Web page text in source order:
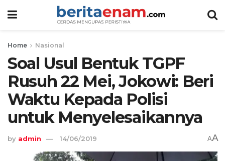
Home Nasional
Soal Usul Bentuk TGPF
Rusuh 22 Mei, Jokowi: Beri
Waktu Kepada Polisi
untuk Menyelesaikannya
by admin 14/06/2019 AA